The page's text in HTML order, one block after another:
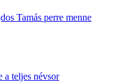
Tamás perre menne
a teljes névsor